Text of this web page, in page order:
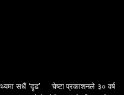
सधैं ‘दृढ’ चेष्टा प्रकाशनले ३० वर्ष